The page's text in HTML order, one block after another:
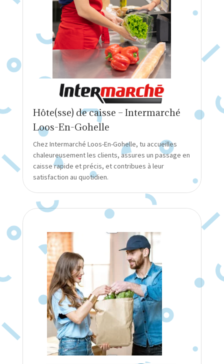
Hôte(sse) de caisse – Intermarché
Loos-En-Gohelle
Chez Intermarché Loos-En-Gohelle, tu accueilles
chaleureusement les clients, assures un passage en
caisse rapide et précis, et contribues à leur
satisfaction au quotidien.